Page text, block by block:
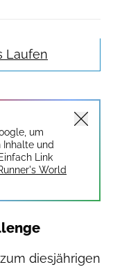
Laufen
um
Inhalte und
Link
World
diesjährigen